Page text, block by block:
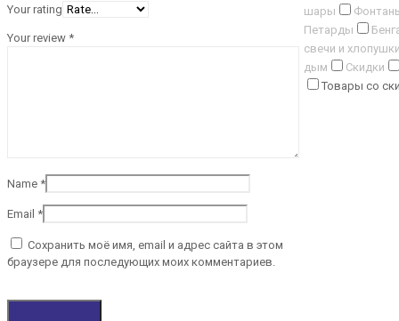
Your rating
Your review *
Name *
Email *
Сохранить моё имя, email и адрес сайта в этом
браузере для последующих моих комментариев.
шары
Петарды
свечи и
дым
Скидки
Товары со